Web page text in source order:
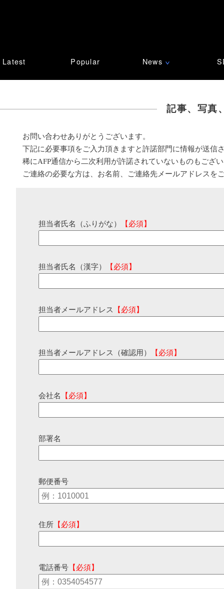
Latest Popular News ∨
記事、写真
お問い合わせありがとうございます。
下記に必要事項をご入力頂きますと許諾部門に情報が送信
稀にAFP通信から二次利用が許諾されていないものもござ
ご連絡の必要な方は、お名前、ご連絡先メールアドレスを
担当者氏名（ふりがな） 【必須】
担当者氏名（漢字） 【必須】
担当者メールアドレス 【必須】
担当者メールアドレス（確認用） 【必須】
会社名 【必須】
部署名
郵便番号
住所 【必須】
電話番号 【必須】